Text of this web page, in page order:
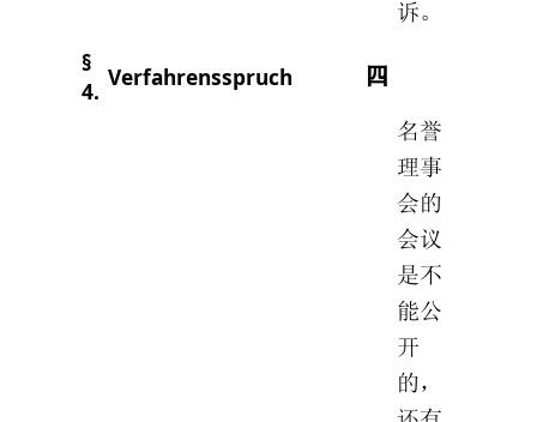
诉。
§
4. Verfahrensspruch 四
名誉
理事
会的
会议
是不
能公
开
的，